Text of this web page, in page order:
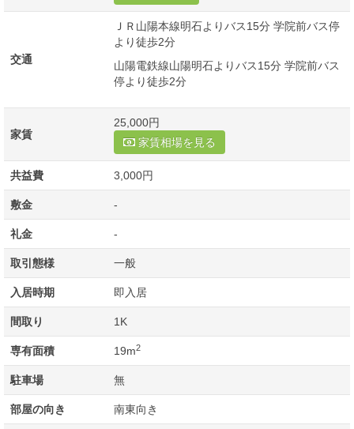
交通
ＪＲ山陽本線明石よりバス15分 学院前バス停
より徒歩2分
山陽電鉄線山陽明石よりバス15分 学院前バス
停より徒歩2分
家賃
25,000円
家賃相場を見る
共益費 3,000円
敷金 -
礼金 -
取引態様 一般
入居時期 即入居
間取り 1K
専有面積 19m2
駐車場 無
部屋の向き 南東向き